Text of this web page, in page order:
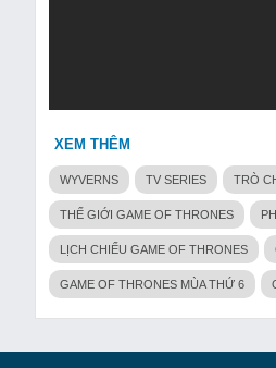
XEM THÊM
WYVERNS TV SERIES TRÒ
THẾ GIỚI GAME OF THRONES
LỊCH CHIẾU GAME OF THRONES
GAME OF THRONES MÙA THỨ 6